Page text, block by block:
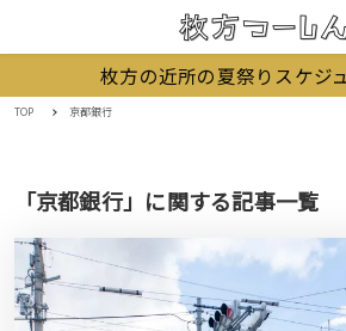
枚方の近所の夏祭りスケジ
TOP 京都銀行
「京都銀行」に関する記事一覧